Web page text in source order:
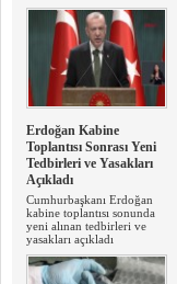
Erdoğan Kabine
Toplantısı Sonrası Yeni
Tedbirleri ve Yasakları
Açıkladı
Cumhurbaşkanı Erdoğan
kabine toplantısı sonunda
yeni alınan tedbirleri ve
yasakları açıkladı